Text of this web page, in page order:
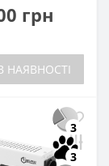
грн
НАЯВНОСТІ
3
3